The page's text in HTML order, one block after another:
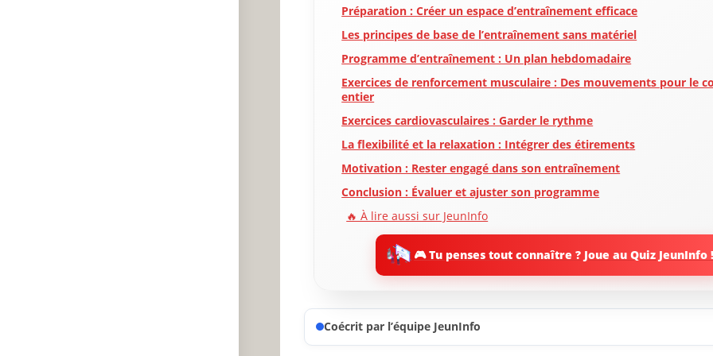
Préparation : Créer un espace d’entraînement efficace
Les principes de base de l’entraînement sans matériel
Programme d’entraînement : Un plan hebdomadaire
Exercices de renforcement musculaire : Des mouvements pour le
entier
Exercices cardiovasculaires : Garder le rythme
La flexibilité et la relaxation : Intégrer des étirements
Motivation : Rester engagé dans son entraînement
Conclusion : Évaluer et ajuster son programme
🔥 À lire aussi sur JeunInfo
✨ Nouveau sur JeunInfo ?
Articles recommandés
🎮 Tu penses tout connaître ? Joue au Quiz JeunInfo !
Coécrit par l’équipe JeunInfo